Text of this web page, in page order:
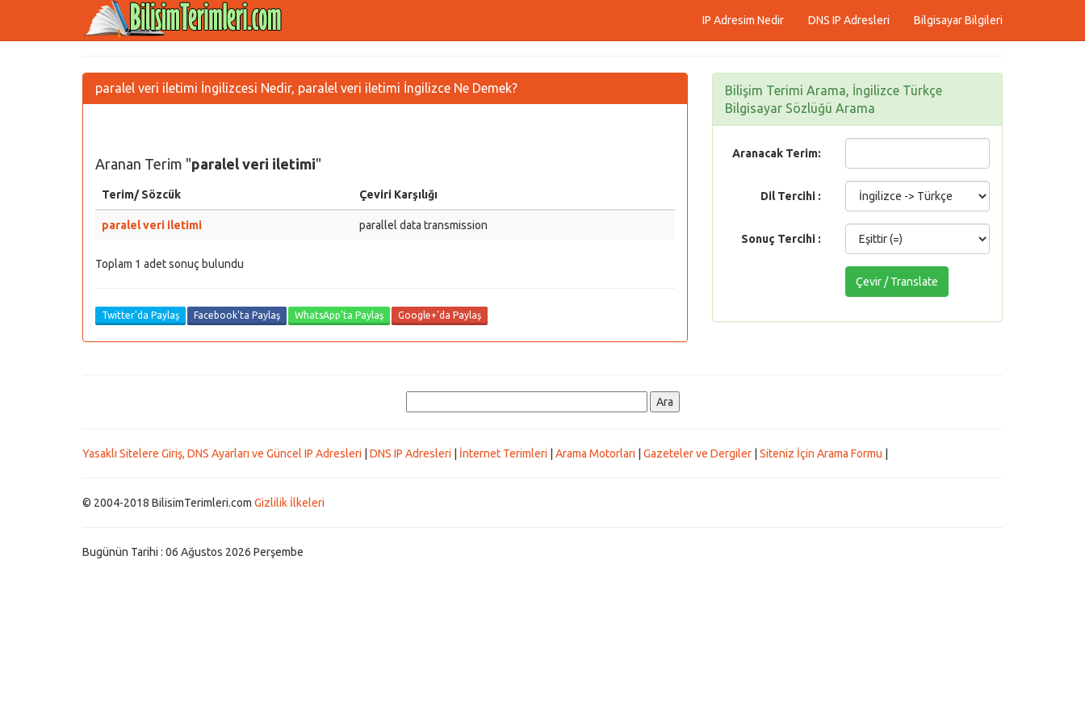
IP Adresim Nedir DNS IP Adresleri Bilgisayar Bilgileri
paralel veri iletimi İngilizcesi Nedir, paralel veri iletimi İngilizce Ne Demek?
Aranan Terim "paralel veri iletimi"
Terim/ Sözcük Çeviri Karşılığı
paralel veri iletimi parallel data transmission
Toplam 1 adet sonuç bulundu
Twitter'da Paylaş Facebook'ta Paylaş WhatsApp'ta Paylaş Google+'da Paylaş
Bilişim Terimi Arama, İngilizce Türkçe
Bilgisayar Sözlüğü Arama
Aranacak Terim:
Dil Tercihi :
Sonuç Tercihi :
Yasaklı Sitelere Giriş, DNS Ayarları ve Güncel IP Adresleri DNS IP Adresleri İnternet Terimleri Arama Motorları Gazeteler ve Dergiler Siteniz İçin Arama Formu
© 2004-2018 BilisimTerimleri.com Gizlilik İlkeleri
Bugünün Tarihi : 06 Ağustos 2026 Perşembe